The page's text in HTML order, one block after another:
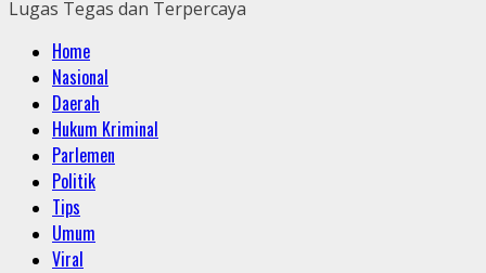
Lugas Tegas dan Terpercaya
Primary
Menu
Home
Nasional
Daerah
Hukum Kriminal
Parlemen
Politik
Tips
Umum
Viral